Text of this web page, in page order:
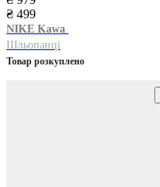
₴ 499
NIKE Kawa
Шльопанці
Товар розкуплено